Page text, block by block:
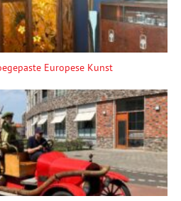
Europese Kunst